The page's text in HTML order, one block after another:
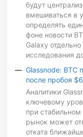
будут
вмешиваться в
определять
фоне новости
Galaxy
исследования
Glassnode: BTC
после пробоя
Аналитики
ключевому
при
рынок может
отката